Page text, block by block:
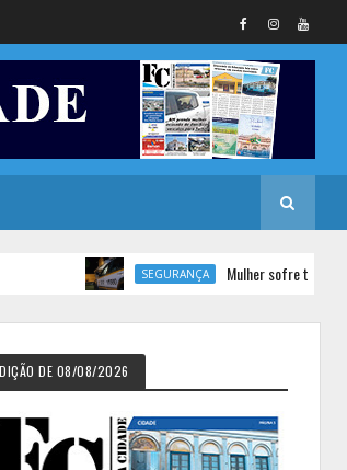
SEGURANÇA Mulher sofre tentativa de
DE 08/08/2026